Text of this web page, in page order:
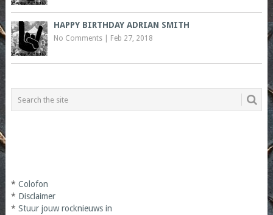
HAPPY BIRTHDAY ADRIAN SMITH
No Comments| Feb 27, 2018
* Colofon
* Disclaimer
* Stuur jouw rocknieuws in